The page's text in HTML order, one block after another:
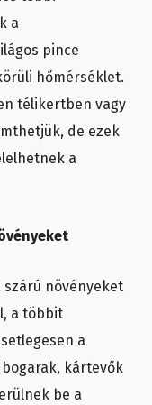
a
pince
hőmérséklet.
télikertben vagy
de ezek
a
szárú növényeket
a többit
a
kártevők
be a